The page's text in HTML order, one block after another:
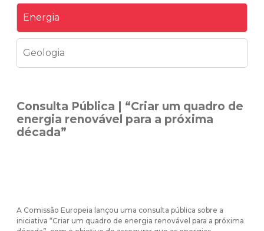
Energia
Geologia
Consulta Pública | “Criar um quadro de
energia renovável para a próxima
década”
A Comissão Europeia lançou uma consulta pública sobre a
iniciativa “Criar um quadro de energia renovável para a próxima